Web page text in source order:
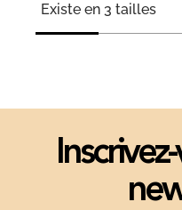
Existe en 3 tailles